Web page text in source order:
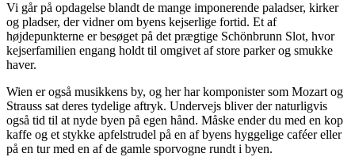
Vi går på opdagelse blandt de mange imponerende paladser, kirker
og pladser, der vidner om byens kejserlige fortid. Et af
højdepunkterne er besøget på det prægtige Schönbrunn Slot, hvor
kejserfamilien engang holdt til omgivet af store parker og smukke
haver.
Wien er også musikkens by, og her har komponister som Mozart og
Strauss sat deres tydelige aftryk. Undervejs bliver der naturligvis
også tid til at nyde byen på egen hånd. Måske ender du med en kop
kaffe og et stykke apfelstrudel på en af byens hyggelige caféer eller
på en tur med en af de gamle sporvogne rundt i byen.